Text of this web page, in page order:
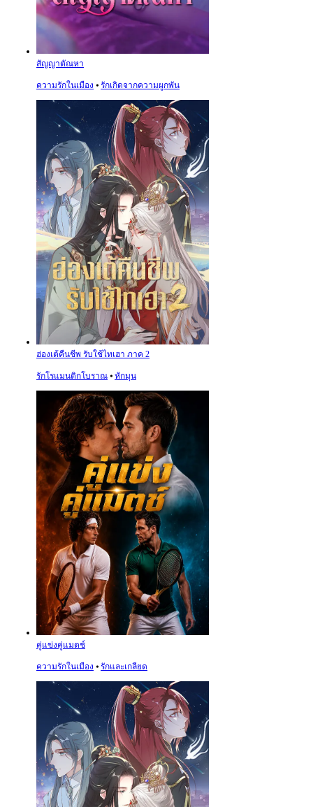
สัญญาตัณหา
ความรักในเมือง ⦁ รักเกิดจากความผูกพัน
ฮ่องเต้คืนชีพ รับใช้ไทเฮา ภาค 2
รักโรแมนติกโบราณ ⦁ หักมุน
คู่แข่งคู่แมตช์
ความรักในเมือง ⦁ รักและเกลียด